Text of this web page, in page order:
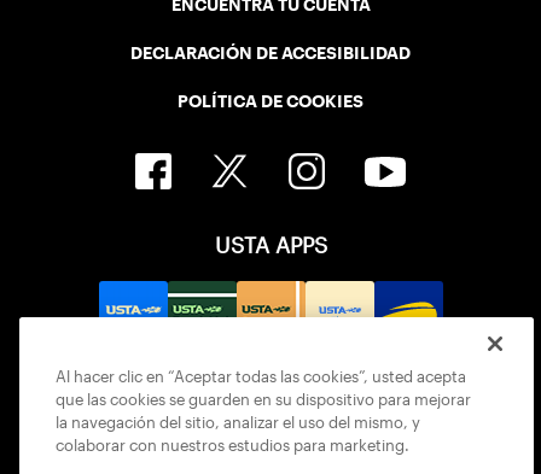
ENCUENTRA TU CUENTA
DECLARACIÓN DE ACCESIBILIDAD
POLÍTICA DE COOKIES
USTA APPS
Al hacer clic en “Aceptar todas las cookies”, usted acepta
que las cookies se guarden en su dispositivo para mejorar
la navegación del sitio, analizar el uso del mismo, y
colaborar con nuestros estudios para marketing.